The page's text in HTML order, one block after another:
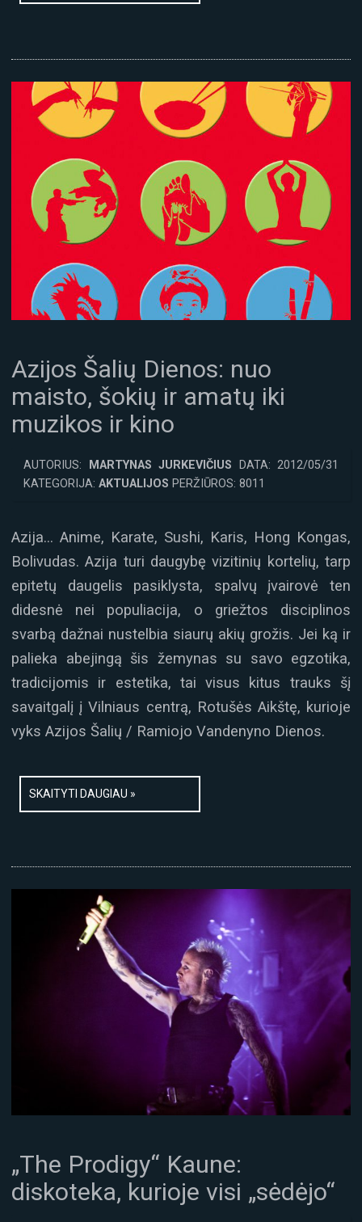
Azijos Šalių Dienos: nuo
maisto, šokių ir amatų iki
muzikos ir kino
AUTORIUS: MARTYNAS JURKEVIČIUS DATA: 2012/05/31
KATEGORIJA: AKTUALIJOS PERŽIŪROS: 8011
Azija… Anime, Karate, Sushi, Karis, Hong Kongas,
Bolivudas. Azija turi daugybę vizitinių kortelių, tarp
epitetų daugelis pasiklysta, spalvų įvairovė ten
didesnė nei populiacija, o griežtos disciplinos
svarbą dažnai nustelbia siaurų akių grožis. Jei ką ir
palieka abejingą šis žemynas su savo egzotika,
tradicijomis ir estetika, tai visus kitus trauks šį
savaitgalį į Vilniaus centrą, Rotušės Aikštę, kurioje
vyks Azijos Šalių / Ramiojo Vandenyno Dienos.
SKAITYTI DAUGIAU »
„The Prodigy“ Kaune:
diskoteka, kurioje visi „sėdėjo“